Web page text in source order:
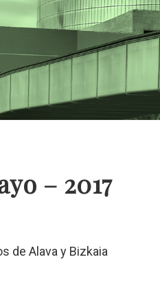
– 2017